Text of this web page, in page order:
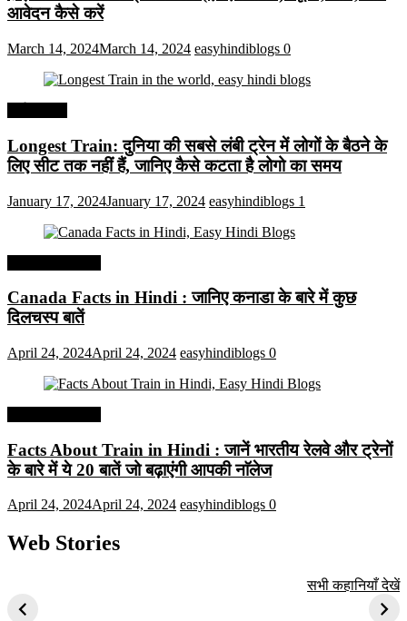
आवेदन कैसे करें
March 14, 2024March 14, 2024 easyhindiblogs 0
Longest Train: दुनिया की सबसे लंबी ट्रेन में लोगों के बैठने के
लिए सीट तक ​​नहीं हैं, जानिए कैसे कटता है लोगो का समय
January 17, 2024January 17, 2024 easyhindiblogs 1
Canada Facts in Hindi : जानिए कनाडा के बारे में कुछ
दिलचस्प बातें
April 24, 2024April 24, 2024 easyhindiblogs 0
Facts About Train in Hindi : जानें भारतीय रेलवे और ट्रेनों
के बारे में ये 20 बातें जो बढ़ाएंगी आपकी नाॅलेज
April 24, 2024April 24, 2024 easyhindiblogs 0
Web Stories
तकनीक जो आपको
ऐतिहासिक स्थान
सभी कहानियाँ देखें